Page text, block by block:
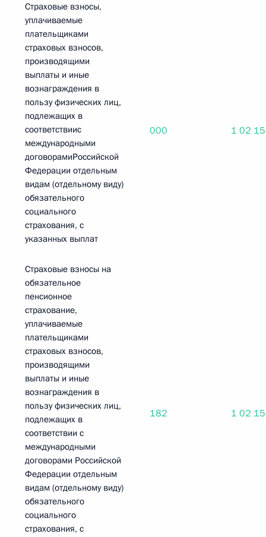
Страховые взносы,
уплачиваемые
плательщиками
страховых взносов,
производящими
выплаты и иные
вознаграждения в
пользу физических лиц,
подлежащих в
соответствиис
международными
договорамиРоссийской
Федерации отдельным
видам (отдельному виду)
обязательного
социального
страхования, с
указанных выплат
000 1 02
Страховые взносы на
обязательное
пенсионное
страхование,
уплачиваемые
плательщиками
страховых взносов,
производящими
выплаты и иные
вознаграждения в
пользу физических лиц,
подлежащих в
соответствии с
международными
договорами Российской
Федерации отдельным
видам (отдельному виду)
обязательного
социального
страхования, с
182 1 02